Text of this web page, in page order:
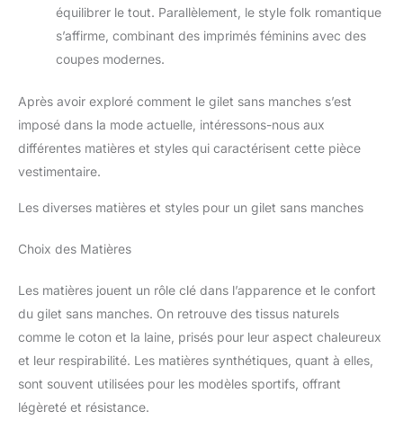
équilibrer le tout. Parallèlement, le style folk romantique
s’affirme, combinant des imprimés féminins avec des
coupes modernes.
Après avoir exploré comment le gilet sans manches s’est
imposé dans la mode actuelle, intéressons-nous aux
différentes matières et styles qui caractérisent cette pièce
vestimentaire.
Les diverses matières et styles pour un gilet sans manches
Choix des Matières
Les matières jouent un rôle clé dans l’apparence et le confort
du gilet sans manches. On retrouve des tissus naturels
comme le coton et la laine, prisés pour leur aspect chaleureux
et leur respirabilité. Les matières synthétiques, quant à elles,
sont souvent utilisées pour les modèles sportifs, offrant
légèreté et résistance.